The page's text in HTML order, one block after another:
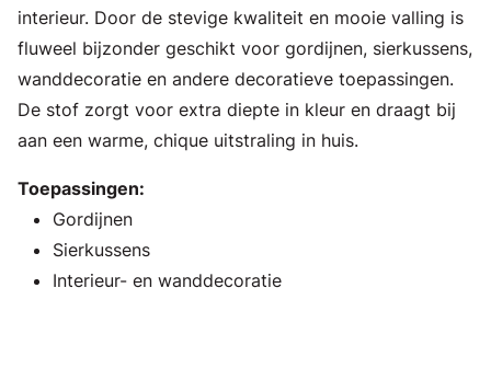
interieur. Door de stevige kwaliteit en mooie valling is
fluweel bijzonder geschikt voor gordijnen, sierkussens,
wanddecoratie en andere decoratieve toepassingen.
De stof zorgt voor extra diepte in kleur en draagt bij
aan een warme, chique uitstraling in huis.
Toepassingen:
Gordijnen
Sierkussens
Interieur- en wanddecoratie